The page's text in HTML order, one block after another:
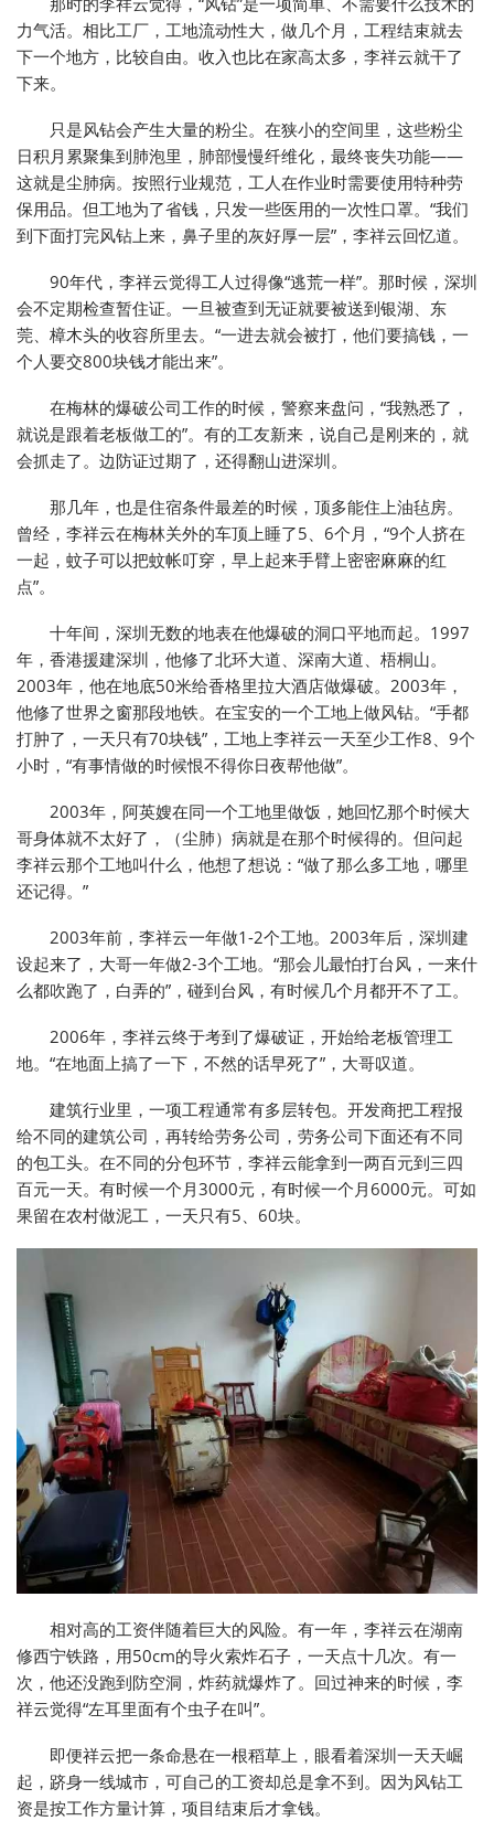
力气活。相比工厂，工地流动性大，做几个月，工程结束就去
下一个地方，比较自由。收入也比在家高太多，李祥云就干了
下来。
只是风钻会产生大量的粉尘。在狭小的空间里，这些粉尘
日积月累聚集到肺泡里，肺部慢慢纤维化，最终丧失功能——
这就是尘肺病。按照行业规范，工人在作业时需要使用特种劳
保用品。但工地为了省钱，只发一些医用的一次性口罩。“我们
到下面打完风钻上来，鼻子里的灰好厚一层”，李祥云回忆道。
90年代，李祥云觉得工人过得像“逃荒一样”。那时候，深圳
会不定期检查暂住证。一旦被查到无证就要被送到银湖、东
莞、樟木头的收容所里去。“一进去就会被打，他们要搞钱，一
个人要交800块钱才能出来”。
在梅林的爆破公司工作的时候，警察来盘问，“我熟悉了，
就说是跟着老板做工的”。有的工友新来，说自己是刚来的，就
会抓走了。边防证过期了，还得翻山进深圳。
那几年，也是住宿条件最差的时候，顶多能住上油毡房。
曾经，李祥云在梅林关外的车顶上睡了5、6个月，“9个人挤在
一起，蚊子可以把蚊帐叮穿，早上起来手臂上密密麻麻的红
点”。
十年间，深圳无数的地表在他爆破的洞口平地而起。1997
年，香港援建深圳，他修了北环大道、深南大道、梧桐山。
2003年，他在地底50米给香格里拉大酒店做爆破。2003年，
他修了世界之窗那段地铁。在宝安的一个工地上做风钻。“手都
打肿了，一天只有70块钱”，工地上李祥云一天至少工作8、9个
小时，“有事情做的时候恨不得你日夜帮他做”。
2003年，阿英嫂在同一个工地里做饭，她回忆那个时候大
哥身体就不太好了，（尘肺）病就是在那个时候得的。但问起
李祥云那个工地叫什么，他想了想说：“做了那么多工地，哪里
还记得。”
2003年前，李祥云一年做1-2个工地。2003年后，深圳建
设起来了，大哥一年做2-3个工地。“那会儿最怕打台风，一来什
么都吹跑了，白弄的”，碰到台风，有时候几个月都开不了工。
2006年，李祥云终于考到了爆破证，开始给老板管理工
地。“在地面上搞了一下，不然的话早死了”，大哥叹道。
建筑行业里，一项工程通常有多层转包。开发商把工程报
给不同的建筑公司，再转给劳务公司，劳务公司下面还有不同
的包工头。在不同的分包环节，李祥云能拿到一两百元到三四
百元一天。有时候一个月3000元，有时候一个月6000元。可如
果留在农村做泥工，一天只有5、60块。
相对高的工资伴随着巨大的风险。有一年，李祥云在湖南
修西宁铁路，用50cm的导火索炸石子，一天点十几次。有一
次，他还没跑到防空洞，炸药就爆炸了。回过神来的时候，李
祥云觉得“左耳里面有个虫子在叫”。
即便祥云把一条命悬在一根稻草上，眼看着深圳一天天崛
起，跻身一线城市，可自己的工资却总是拿不到。因为风钻工
资是按工作方量计算，项目结束后才拿钱。